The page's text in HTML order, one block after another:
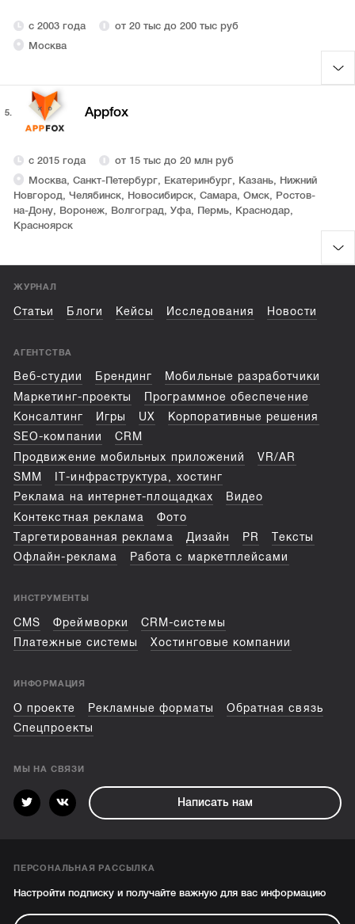
с 2003 года
от 20 тыс до 200 тыс руб
Москва
5. Appfox
с 2015 года
от 15 тыс до 20 млн руб
Москва, Санкт-Петербург, Екатеринбург, Казань, Нижний
Новгород, Челябинск, Новосибирск, Самара, Омск, Ростов-
на-Дону, Воронеж, Волгоград, Уфа, Пермь, Краснодар,
Красноярск
ЖУРНАЛ
Статьи Блоги Кейсы Исследования Новости
АГЕНТСТВА
Веб-студии Брендинг
Мобильные разработчики
Маркетинг-проекты
Программное обеспечение
Консалтинг
Игры UX
Корпоративные решения
SEO-компании
CRM
Продвижение мобильных приложений
VR/AR
SMM
IT-инфраструктура, хостинг
Реклама на интернет-площадках
Видео
Контекстная реклама
Фото
Таргетированная реклама
Дизайн PR
Тексты
Офлайн-реклама
Работа с маркетплейсами
ИНСТРУМЕНТЫ
CMS Фреймворки
CRM-системы
Платежные системы
Хостинговые компании
ИНФОРМАЦИЯ
О проекте Рекламные форматы
Обратная связь
Спецпроекты
МЫ НА СВЯЗИ
Написать нам
ПЕРСОНАЛЬНАЯ РАССЫЛКА
Настройти подписку и получайте важную для вас информацию